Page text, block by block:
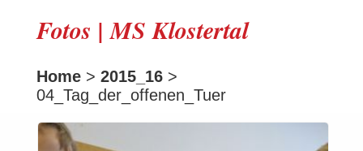
Fotos | MS Klostertal
Home> 2015_16>
04_Tag_der_offenen_Tuer